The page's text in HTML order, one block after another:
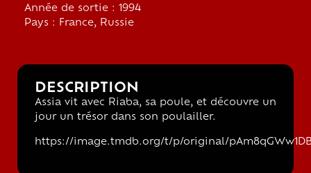
Année de sortie : 1994
Pays : France, Russie
DESCRIPTION
Assia vit avec Riaba, sa poule, et découvre un
jour un trésor dans son poulailler.
https://image.tmdb.org/t/p/original/